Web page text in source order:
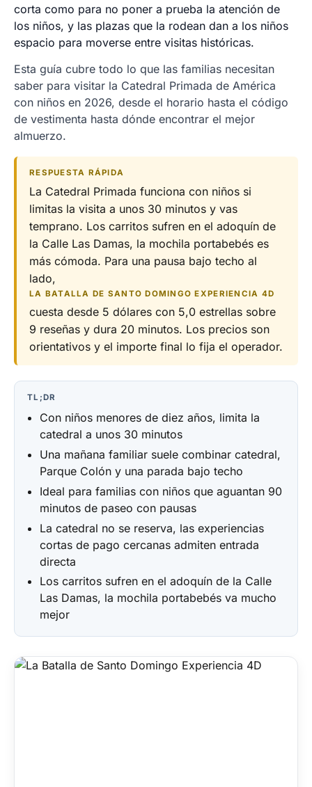
corta como para no poner a prueba la atención de
los niños, y las plazas que la rodean dan a los niños
espacio para moverse entre visitas históricas.
Esta guía cubre todo lo que las familias necesitan
saber para visitar la Catedral Primada de América
con niños en 2026, desde el horario hasta el código
de vestimenta hasta dónde encontrar el mejor
almuerzo.
RESPUESTA RÁPIDA
La Catedral Primada funciona con niños si
limitas la visita a unos 30 minutos y vas
temprano. Los carritos sufren en el adoquín de
la Calle Las Damas, la mochila portabebés es
más cómoda. Para una pausa bajo techo al
lado,
LA BATALLA DE SANTO DOMINGO EXPERIENCIA 4D
cuesta desde 5 dólares con 5,0 estrellas sobre
9 reseñas y dura 20 minutos. Los precios son
orientativos y el importe final lo fija el operador.
TL;DR
Con niños menores de diez años, limita la
catedral a unos 30 minutos
Una mañana familiar suele combinar catedral,
Parque Colón y una parada bajo techo
Ideal para familias con niños que aguantan 90
minutos de paseo con pausas
La catedral no se reserva, las experiencias
cortas de pago cercanas admiten entrada
directa
Los carritos sufren en el adoquín de la Calle
Las Damas, la mochila portabebés va mucho
mejor